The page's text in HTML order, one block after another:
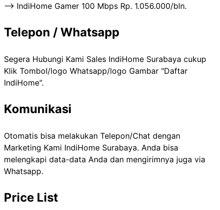
——> IndiHome Gamer 100 Mbps Rp. 1.056.000/bln.
Telepon / Whatsapp
Segera Hubungi Kami Sales IndiHome Surabaya cukup
Klik Tombol/logo Whatsapp/logo Gambar "Daftar
IndiHome".
Komunikasi
Otomatis bisa melakukan Telepon/Chat dengan
Marketing Kami IndiHome Surabaya. Anda bisa
melengkapi data-data Anda dan mengirimnya juga via
Whatsapp.
Price List